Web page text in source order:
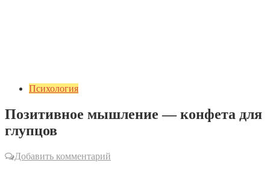
Психология
Позитивное мышление — конфета для
глупцов
Добавить комментарий